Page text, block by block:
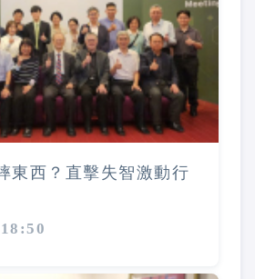
東西？直擊失智激動行